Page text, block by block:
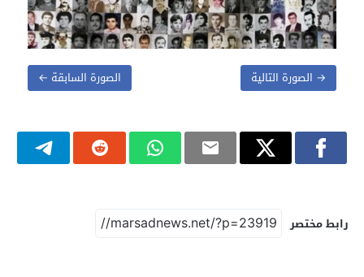
الصورة السابقة ← → الصورة التالية
رابط مختصر